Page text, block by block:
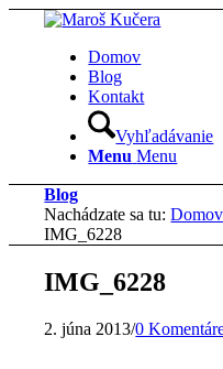
Domov
Blog
Kontakt
Vyhľadávanie
Menu Menu
Blog
Nachádzate sa tu: Domov
IMG_6228
IMG_6228
2. júna 2013/0